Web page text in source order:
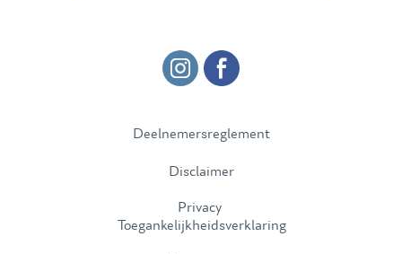
Deelnemersreglement
Disclaimer
Privacy
Toegankelijkheidsverklaring